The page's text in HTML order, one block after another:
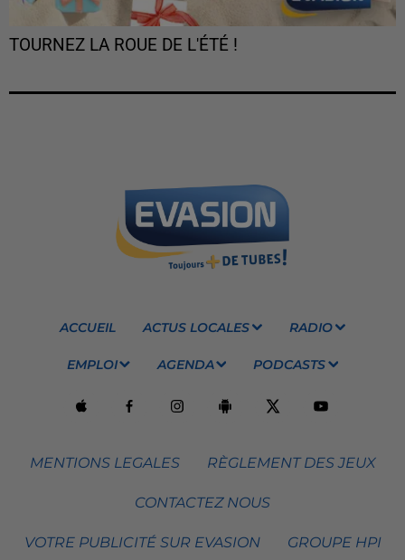
TOURNEZ LA ROUE DE L'ÉTÉ !
ACCUEIL ACTUS LOCALES RADIO
EMPLOI AGENDA PODCASTS
MENTIONS LEGALES RÈGLEMENT DES JEUX
CONTACTEZ NOUS
VOTRE PUBLICITÉ SUR EVASION GROUPE HPI